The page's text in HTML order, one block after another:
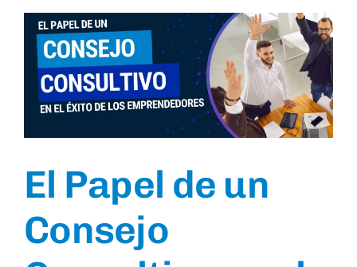
de
¿Cuál
tu
El Papel de un
Consejo